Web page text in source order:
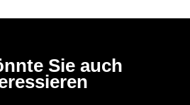
Sie auch